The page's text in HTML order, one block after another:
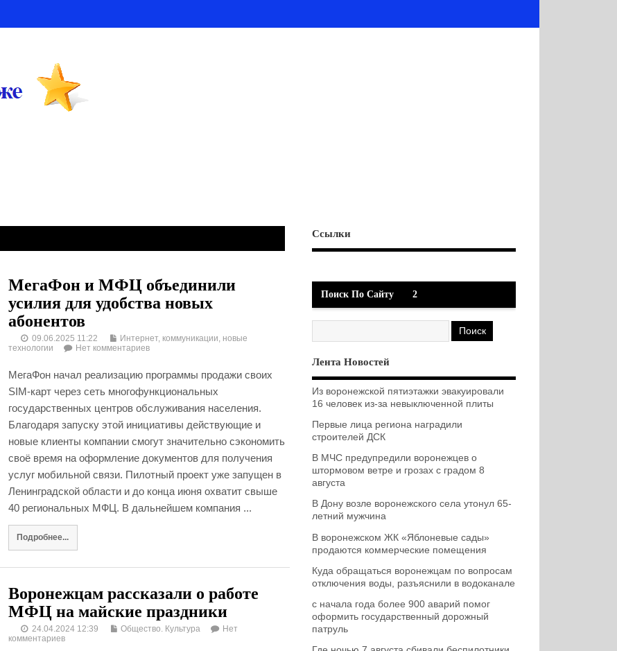
МегаФон и МФЦ объединили
усилия для удобства новых
абонентов
09.06.2025 11:22
Интернет, коммуникации, новые
технологии
Нет комментариев
МегаФон начал реализацию программы продажи своих
SIM-карт через сеть многофункциональных
государственных центров обслуживания населения.
Благодаря запуску этой инициативы действующие и
новые клиенты компании смогут значительно сэкономить
своё время на оформление документов для получения
услуг мобильной связи. Пилотный проект уже запущен в
Ленинградской области и до конца июня охватит свыше
40 региональных МФЦ. В дальнейшем компания ...
Подробнее...
Воронежцам рассказали о работе
МФЦ на майские праздники
24.04.2024 12:39 Общество. Культура
Нет
комментариев
Ссылки
Поиск По Сайту 2
Лента Новостей
Из воронежской пятиэтажки эвакуировали
16 человек из-за невыключенной плиты
Первые лица региона наградили
строителей ДСК
В МЧС предупредили воронежцев о
штормовом ветре и грозах с градом 8
августа
В Дону возле воронежского села утонул 65-
летний мужчина
В воронежском ЖК «Яблоневые сады»
продаются коммерческие помещения
Куда обращаться воронежцам по вопросам
отключения воды, разъяснили в водоканале
с начала года более 900 аварий помог
оформить государственный дорожный
патруль